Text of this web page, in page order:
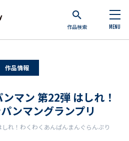
作品検索 MENU
作品情報
マン 第22弾 はしれ！
ンマングランプリ
れ！わくわくあんぱんまんぐらんぷり